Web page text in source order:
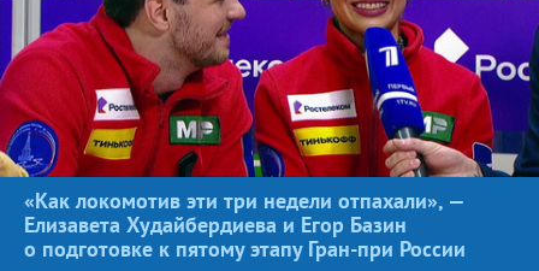
«Как локомотив эти три недели отпахали», —
Елизавета Худайбердиева и Егор Базин
о подготовке к пятому этапу Гран-при России